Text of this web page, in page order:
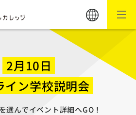
2月10日
イン学校説明会
選んでイベント詳細へGO！